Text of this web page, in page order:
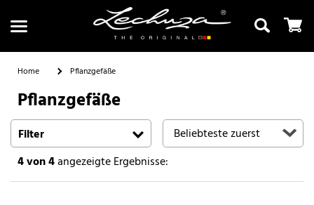
Suchen
Home Pflanzgefäße
Pflanzgefäße
Filter
4von 4angezeigte Ergebnisse: